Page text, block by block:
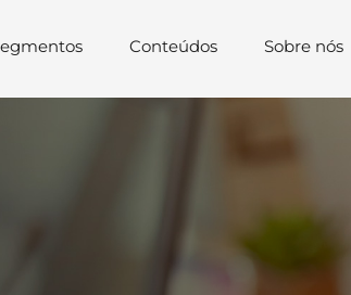
Conteúdos Sobre nós